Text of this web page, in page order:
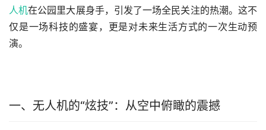
人机在公园里大展身手，引发了一场全民关注的热潮。这不
仅是一场科技的盛宴，更是对未来生活方式的一次生动预
演。
一、无人机的“炫技”：从空中俯瞰的震撼